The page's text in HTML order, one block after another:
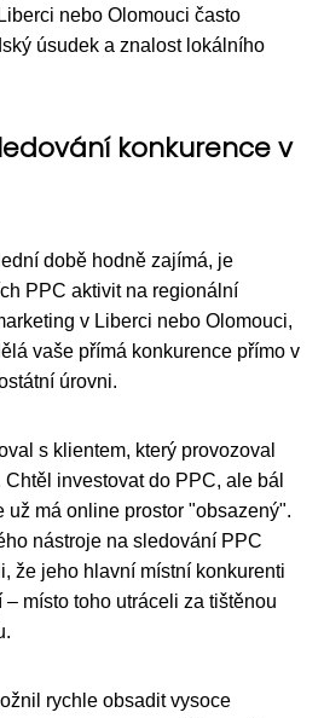
nebo Olomouci často
úsudek a znalost lokálního
konkurence v
době hodně zajímá, je
PPC aktivit na regionální
v Liberci nebo Olomouci,
vaše přímá konkurence přímo v
úrovni.
s klientem, který provozoval
investovat do PPC, ale bál
už má online prostor "obsazený".
nástroje na sledování PPC
že jeho hlavní místní konkurenti
místo toho utráceli za tištěnou
rychle obsadit vysoce